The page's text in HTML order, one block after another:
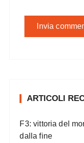
ARTICOLI
F3: vittoria del
dalla fine